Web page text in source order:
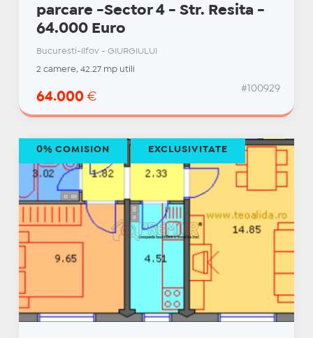
parcare -Sector 4 - Str. Resita -
64.000 Euro
Bucuresti-Ilfov - GIURGIULUI
2 camere, 42.27 mp utili
64.000 €
#100929
0% COMISION EXCLUSIVITATE